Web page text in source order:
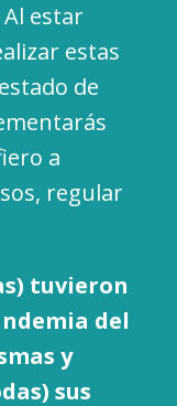
estar
estas
de
a
regular
tuvieron
del
y
sus